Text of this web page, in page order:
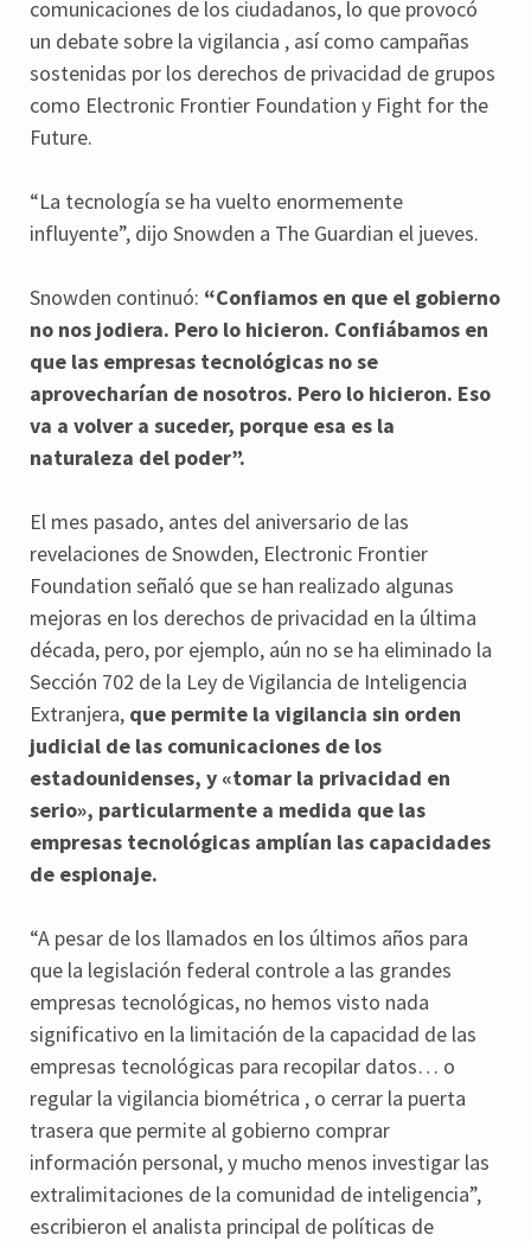
comunicaciones de los ciudadanos, lo que provocó
un debate sobre la vigilancia , así como campañas
sostenidas por los derechos de privacidad de grupos
como Electronic Frontier Foundation y Fight for the
Future.
“La tecnología se ha vuelto enormemente
influyente”, dijo Snowden a The Guardian el jueves.
Snowden continuó: “Confiamos en que el gobierno
no nos jodiera. Pero lo hicieron. Confiábamos en
que las empresas tecnológicas no se
aprovecharían de nosotros. Pero lo hicieron. Eso
va a volver a suceder, porque esa es la
naturaleza del poder”.
El mes pasado, antes del aniversario de las
revelaciones de Snowden, Electronic Frontier
Foundation señaló que se han realizado algunas
mejoras en los derechos de privacidad en la última
década, pero, por ejemplo, aún no se ha eliminado la
Sección 702 de la Ley de Vigilancia de Inteligencia
Extranjera, que permite la vigilancia sin orden
judicial de las comunicaciones de los
estadounidenses, y «tomar la privacidad en
serio», particularmente a medida que las
empresas tecnológicas amplían las capacidades
de espionaje.
“A pesar de los llamados en los últimos años para
que la legislación federal controle a las grandes
empresas tecnológicas, no hemos visto nada
significativo en la limitación de la capacidad de las
empresas tecnológicas para recopilar datos… o
regular la vigilancia biométrica , o cerrar la puerta
trasera que permite al gobierno comprar
información personal, y mucho menos investigar las
extralimitaciones de la comunidad de inteligencia”,
escribieron el analista principal de políticas de